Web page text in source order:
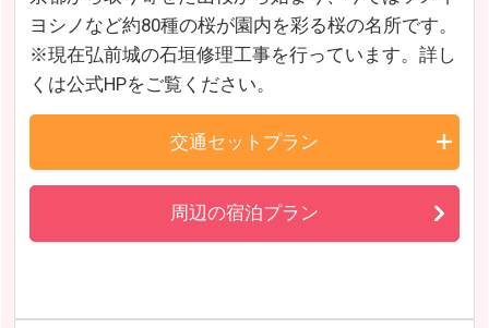
ヨシノなど約80種の桜が園内を彩る桜の名所です。
※現在弘前城の石垣修理工事を行っています。詳し
くは公式HPをご覧ください。
交通セットプラン
周辺の宿泊プラン